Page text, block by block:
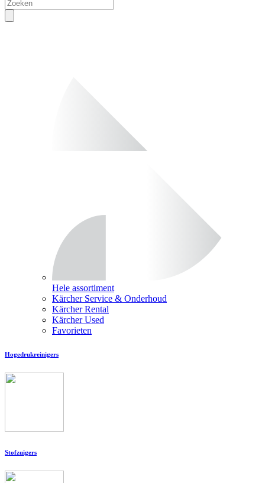
Hele assortiment
Kärcher Service & Onderhoud
Kärcher Rental
Kärcher Used
Favorieten
Hogedrukreinigers
Stofzuigers